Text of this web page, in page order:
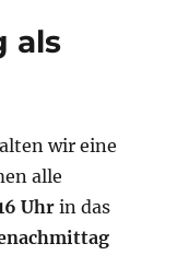
als
wir eine
alle
Uhr in das